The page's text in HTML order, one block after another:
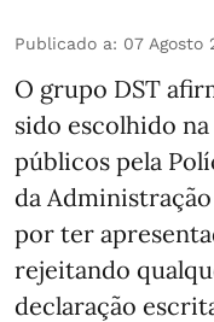
Publicado a: 07 Agosto
O grupo DST
sido escolhido
públicos pela
da
por ter
rejeitando
declaração